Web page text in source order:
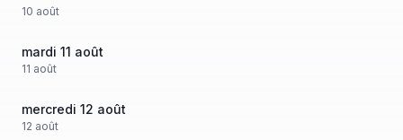
10 août
mardi 11 août
11 août
mercredi 12 août
12 août